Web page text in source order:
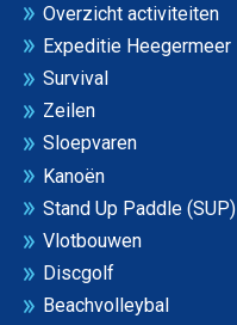
Overzicht activiteiten
Expeditie Heegermeer
Survival
Zeilen
Sloepvaren
Kanoën
Stand Up Paddle (SUP)
Vlotbouwen
Discgolf
Beachvolleybal